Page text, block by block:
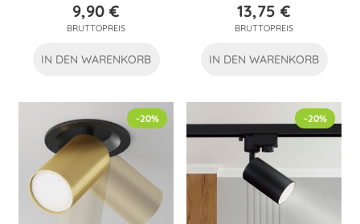
Preis
9,90 €
BRUTTOPREIS
IN DEN WARENKORB
Preis
13,75 €
BRUTTOPREIS
IN DEN WARENKORB
-20% -20%